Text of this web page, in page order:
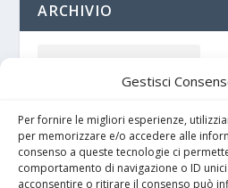
Gestisci
Per fornire le migliori esperienze,
per memorizzare e/o accedere alle
consenso a queste tecnologie ci
comportamento di navigazione o ID
acconsentire o ritirare il consenso può
ARCHIVIO